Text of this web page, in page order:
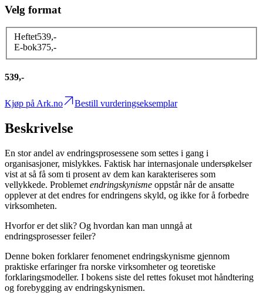
Velg format
Heftet539,-
E-bok375,-
539,-
Kjøp på Ark.no Bestill vurderingseksemplar
Beskrivelse
En stor andel av endringsprosessene som settes i gang i
organisasjoner, mislykkes. Faktisk har internasjonale undersøkelser
vist at så få som ti prosent av dem kan karakteriseres som
vellykkede. Problemet endringskynisme oppstår når de ansatte
opplever at det endres for endringens skyld, og ikke for å forbedre
virksomheten.
Hvorfor er det slik? Og hvordan kan man unngå at
endringsprosesser feiler?
Denne boken forklarer fenomenet endringskynisme gjennom
praktiske erfaringer fra norske virksomheter og teoretiske
forklaringsmodeller. I bokens siste del rettes fokuset mot håndtering
og forebygging av endringskynismen.